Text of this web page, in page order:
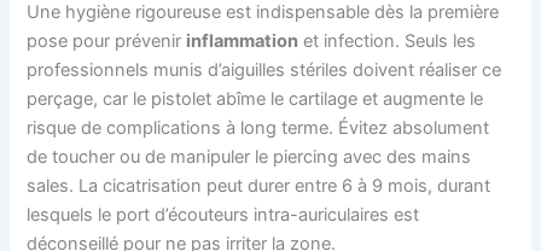
Une hygiène rigoureuse est indispensable dès la première
pose pour prévenir inflammation et infection. Seuls les
professionnels munis d’aiguilles stériles doivent réaliser ce
perçage, car le pistolet abîme le cartilage et augmente le
risque de complications à long terme. Évitez absolument
de toucher ou de manipuler le piercing avec des mains
sales. La cicatrisation peut durer entre 6 à 9 mois, durant
lesquels le port d’écouteurs intra-auriculaires est
déconseillé pour ne pas irriter la zone.